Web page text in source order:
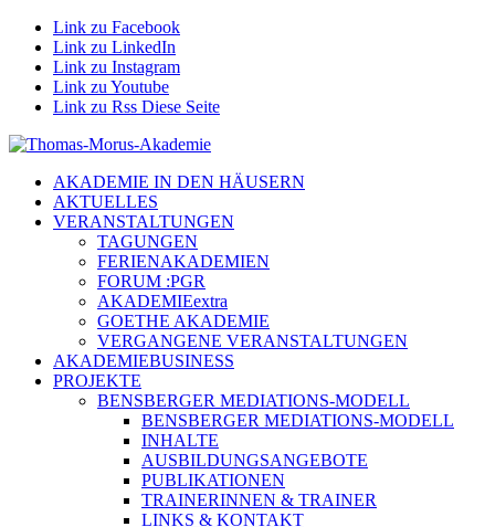
Link zu Facebook
Link zu LinkedIn
Link zu Instagram
Link zu Youtube
Link zu Rss Diese Seite
AKADEMIE IN DEN HÄUSERN
AKTUELLES
VERANSTALTUNGEN
TAGUNGEN
FERIENAKADEMIEN
FORUM :PGR
AKADEMIEextra
GOETHE AKADEMIE
VERGANGENE VERANSTALTUNGEN
AKADEMIEBUSINESS
PROJEKTE
BENSBERGER MEDIATIONS-MODELL
BENSBERGER MEDIATIONS-MODELL
INHALTE
AUSBILDUNGSANGEBOTE
PUBLIKATIONEN
TRAINERINNEN & TRAINER
LINKS & KONTAKT